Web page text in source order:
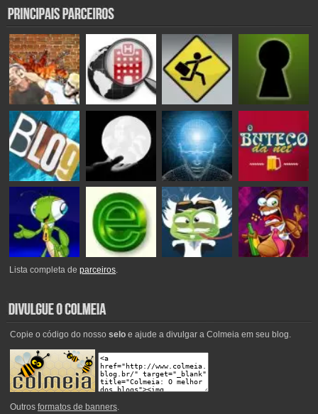
Lista completa deparceiros.
Copie o código do nosso seloe ajude a divulgar a Colmeia em seu blog.
Outros formatos de banners.